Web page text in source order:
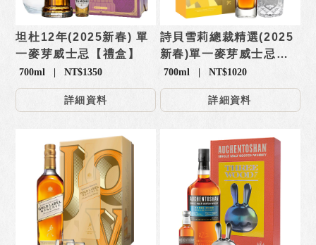
坦杜12年(2025新春) 單
一麥芽威士忌【禮盒】
700ml | NT$1350
詳細資料
詩貝雪莉總裁精選(2025
新春)單一麥芽威士忌
【禮盒】
700ml | NT$1020
詳細資料